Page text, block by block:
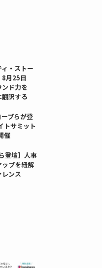
ィ・ストー
8月25日
ド力を
翻訳する
プらが登
トサミット
催
登壇】人事
プを紐解
ンス